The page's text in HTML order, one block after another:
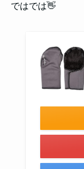
ではでは👋